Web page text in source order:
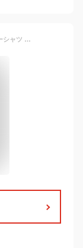
七分袖シャツ リネン100% メンズシャツ サマーシャツ カジュアルシャツ 7分袖 麻生地 シャツ トップス 通気性 吸汗性 薄手 ゆったり 涼しい シンプル ファッション 春服 夏服 父の日